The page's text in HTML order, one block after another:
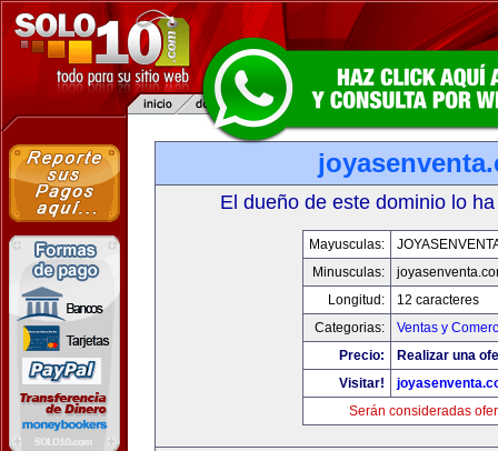
El dueño de este dominio lo
Mayusculas:
Minusculas:
Longitud:
12 caracteres
Categorias:
Ventas y
Precio:
Realizar una
Visitar!
Serán consideradas